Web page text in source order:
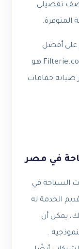
وصف تفصيلي
على أفضل
صفقة لاحتياجاتك. فلماذا تنتظر؟ Filterie.com هو
صيانة حمامات
السباحة في
الخدمة له
يمكن أن
.